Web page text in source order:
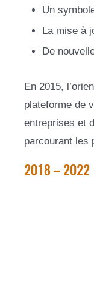
Un
La mise à
De
En 2015,
plateforme de
entreprises et
parcourant les
2018 – 2022